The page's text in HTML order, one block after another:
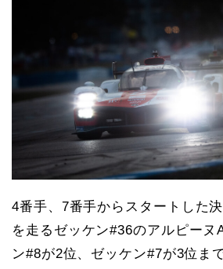
4番手、7番手からスタートした
を走るゼッケン#36のアルピーヌ
ン#8が2位、ゼッケン#7が3位ま